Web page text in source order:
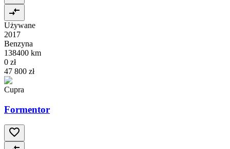
Używane
2017
Benzyna
138400 km
0 zł
47 800 zł
Cupra
Formentor